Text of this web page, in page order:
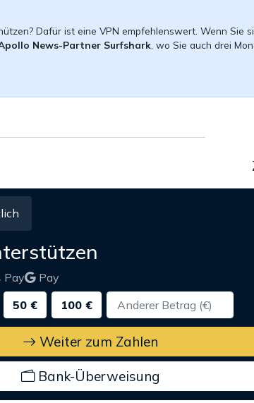
Dafür ist eine VPN empfehlenswert. Wenn Sie
News-Partner Surfshark, wo Sie auch drei
Pay
Pay
50 € 100 €
Weiter zum Zahlen
Bank-Überweisung